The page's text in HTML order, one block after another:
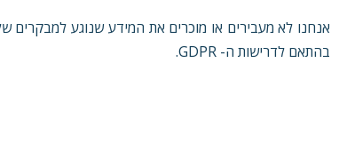
אנחנו לא מעבירים או מוכרים את המידע שנוגע למבקרים
בהתאם לדרישות ה- GDPR.